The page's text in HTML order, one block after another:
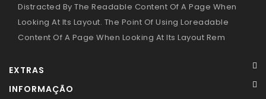
Distracted By The Readable Content Of A Page When
Looking At Its Layout. The Point Of Using Loreadable
Content Of A Page When Looking At Its Layout Rem
EXTRAS
INFORMAÇÃO